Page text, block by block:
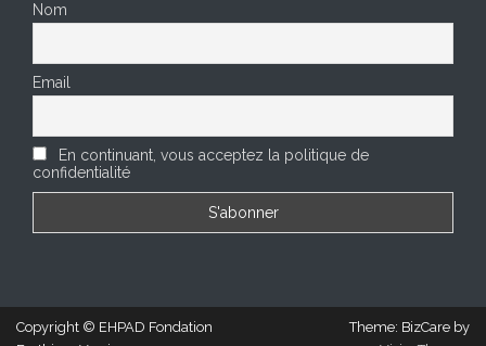
Nom
Email
En continuant, vous acceptez la politique de
confidentialité
Copyright © EHPAD Fondation
Theme: BizCare by